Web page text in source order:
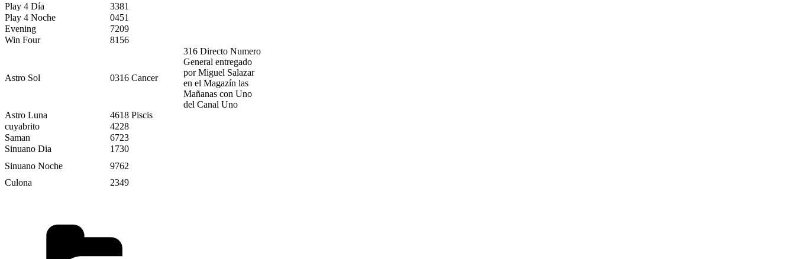
Play 4 Día
3381
Play 4 Noche
0451
Evening
7209
Win Four
8156
Astro Sol 0316 Cancer
316 Directo Numero
General entregado
por Miguel Salazar
en el Magazín las
Mañanas con Uno
del Canal Uno
Astro Luna
4618 Piscis
cuyabrito
4228
Saman
6723
Sinuano Dia
1730
Sinuano Noche
9762
Culona
2349